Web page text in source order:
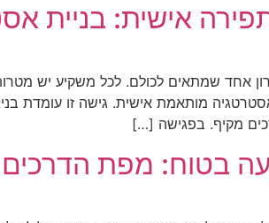
אישית: בניית
אחד שמתאים לכולם. לכל משקיע יש
מותאמת אישית. גישה זו עומדת
מקיף. בפגישה […]
בטוח: מפת